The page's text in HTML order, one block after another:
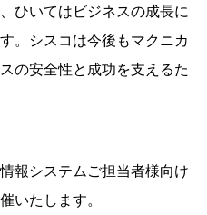
ひいてはビジネスの成長に
。シスコは今後もマクニカ
の安全性と成功を支えるた
報システムご担当者様向け
いたします。